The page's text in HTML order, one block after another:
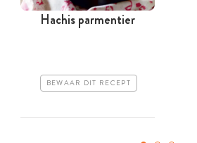
Hachis parmentier
BEWAAR DIT RECEPT